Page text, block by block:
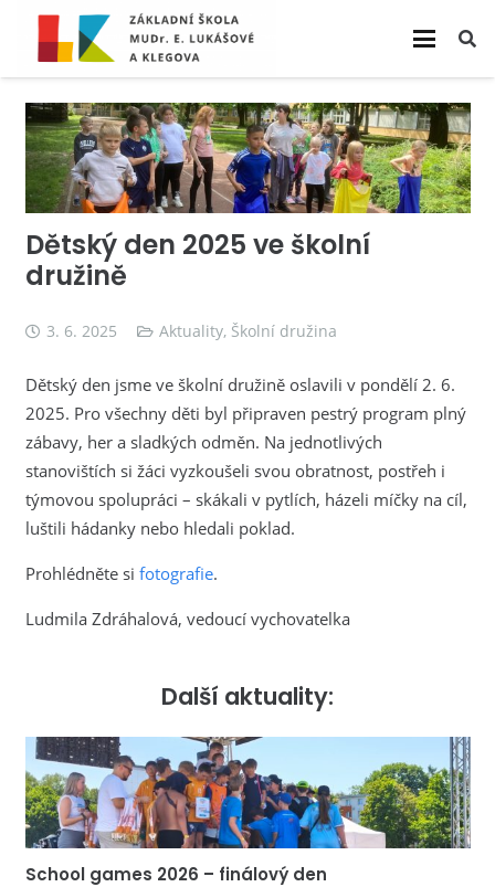
Dětský den 2025 ve školní
družině
3. 6. 2025 Aktuality, Školní družina
Dětský den jsme ve školní družině oslavili v pondělí 2. 6.
2025. Pro všechny děti byl připraven pestrý program plný
zábavy, her a sladkých odměn. Na jednotlivých
stanovištích si žáci vyzkoušeli svou obratnost, postřeh i
týmovou spolupráci – skákali v pytlích, házeli míčky na cíl,
luštili hádanky nebo hledali poklad.
Prohlédněte si fotografie.
Ludmila Zdráhalová, vedoucí vychovatelka
Další aktuality:
School games 2026 – finálový den